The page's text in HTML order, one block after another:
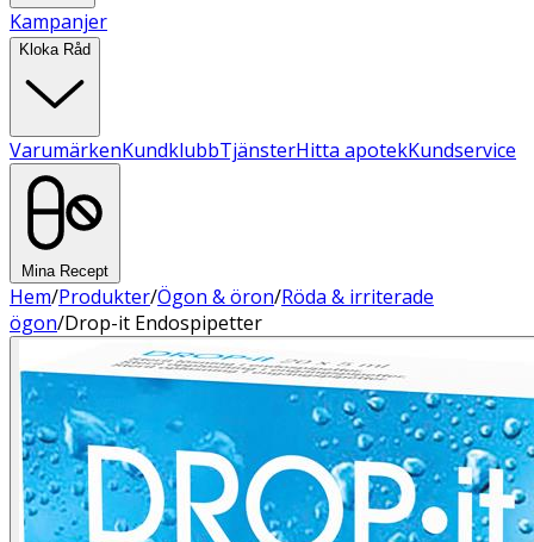
Kampanjer
Kloka Råd
VarumärkenKundklubbTjänsterHitta apotekKundservice
Mina Recept
Hem/Produkter/Ögon & öron/Röda & irriterade
ögon/Drop-it Endospipetter